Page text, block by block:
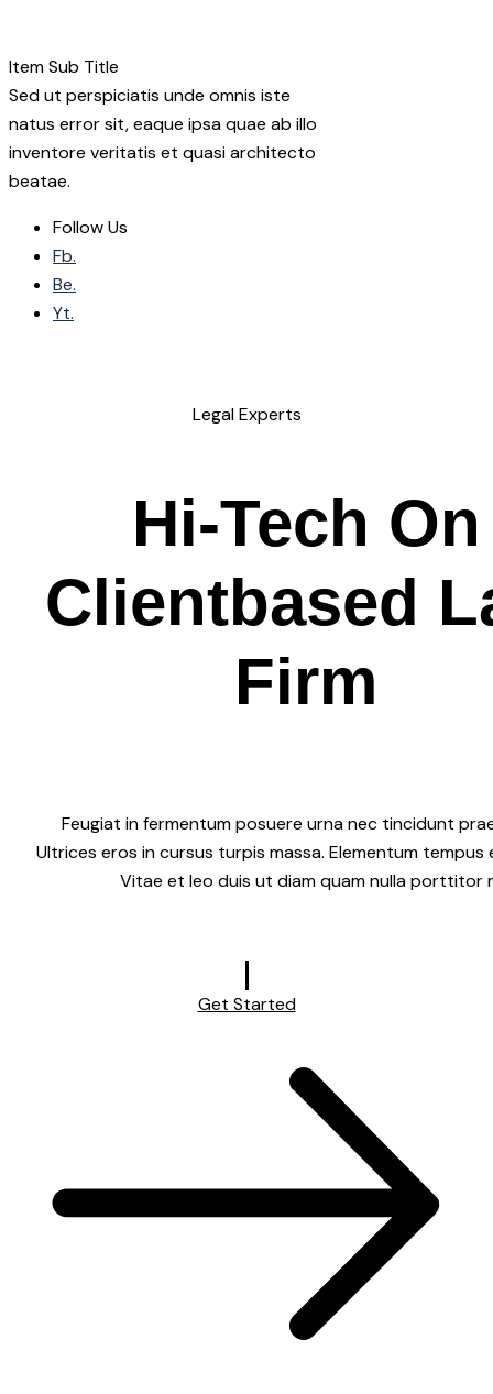
Item Sub Title
Sed ut perspiciatis unde omnis iste
natus error sit, eaque ipsa quae ab illo
inventore veritatis et quasi architecto
beatae.
Follow Us
Fb.
Be.
Yt.
Legal Experts
Hi-Tech On
Clientbased
Firm
Feugiat in fermentum posuere urna nec tincidunt
Ultrices eros in cursus turpis massa. Elementum tempus
Vitae et leo duis ut diam quam nulla porttitor
Get Started